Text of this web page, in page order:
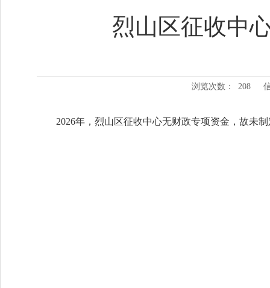
烈山区征收中
浏览次数： 208
2026年，烈山区征收中心无财政专项资金，故未